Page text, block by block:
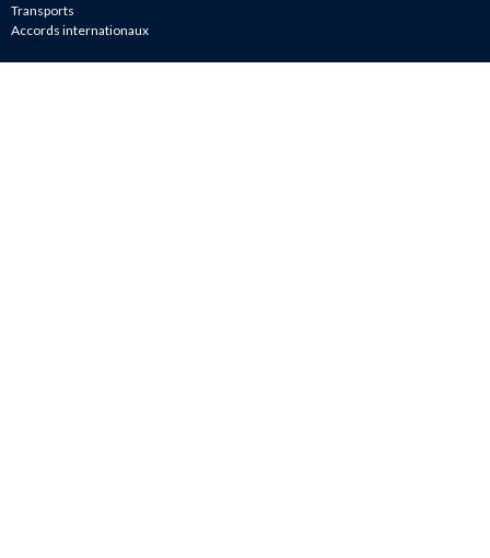
Transports
Accords internationaux